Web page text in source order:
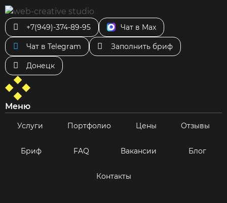
+7(949)-374-89-95 Чат в Max
Чат в Telegram Заполнить бриф
Донецк
Меню
Услуги Портфолио Цены Отзывы
Бриф FAQ Вакансии Блог
Контакты